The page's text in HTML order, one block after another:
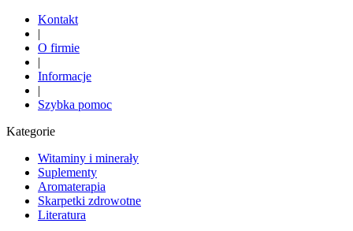
Kontakt
|
O firmie
|
Informacje
|
Szybka pomoc
Kategorie
Witaminy i minerały
Suplementy
Aromaterapia
Skarpetki zdrowotne
Literatura